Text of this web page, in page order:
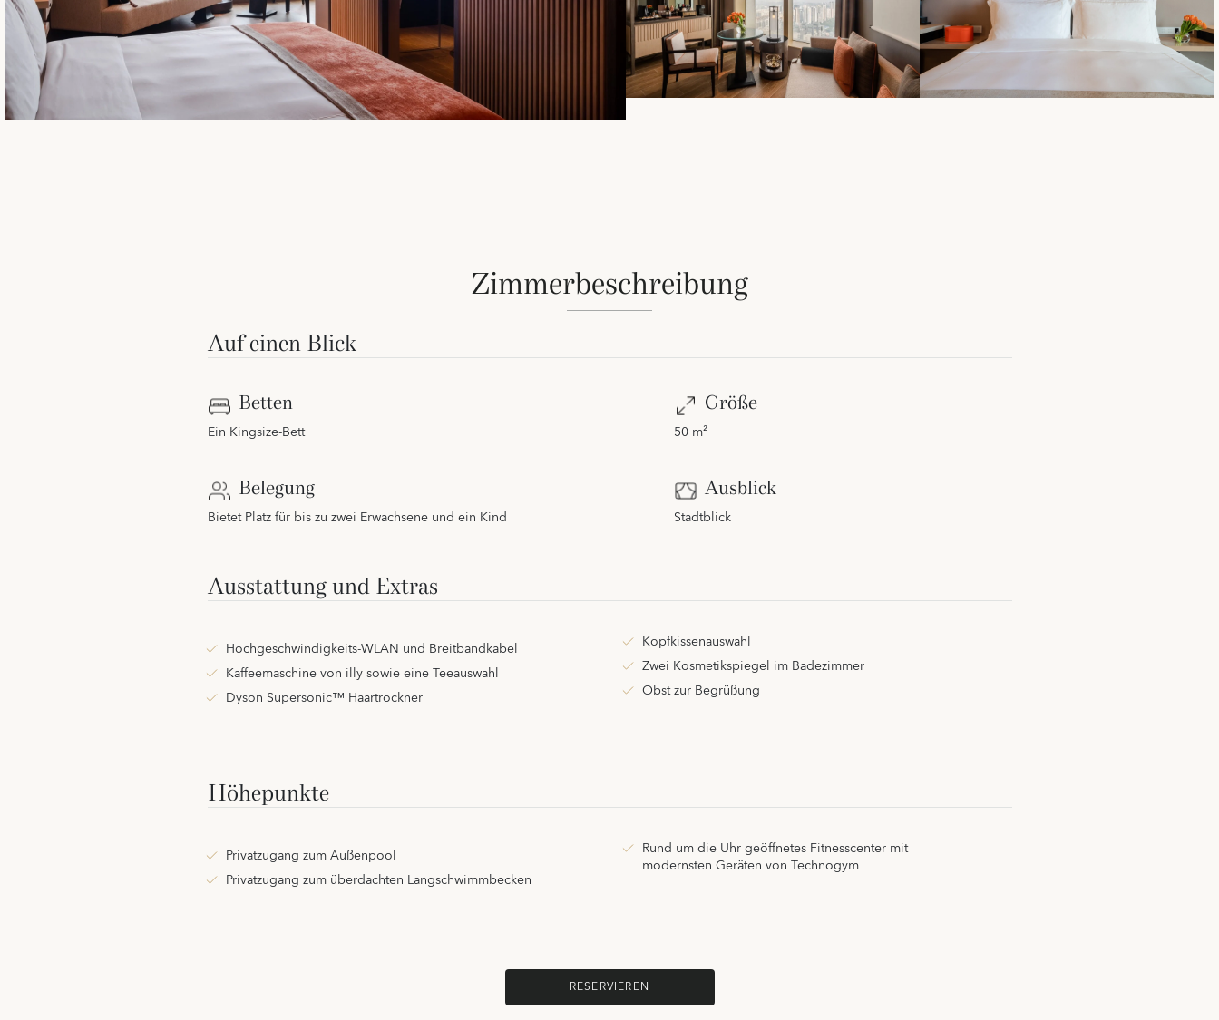
Zimmerbeschreibung
Auf einen Blick
Betten
Ein Kingsize-Bett
Belegung
Bietet Platz für bis zu zwei Erwachsene und ein Kind
Größe
50 m²
Ausblick
Stadtblick
Ausstattung und Extras
Hochgeschwindigkeits-WLAN und Breitbandkabel
Kaffeemaschine von illy sowie eine Teeauswahl
Dyson Supersonic™ Haartrockner
Kopfkissenauswahl
Zwei Kosmetikspiegel im Badezimmer
Obst zur Begrüßung
Höhepunkte
Privatzugang zum Außenpool
Privatzugang zum überdachten Langschwimmbecken
Rund um die Uhr geöffnetes Fitnesscenter mit
modernsten Geräten von Technogym
RESERVIEREN